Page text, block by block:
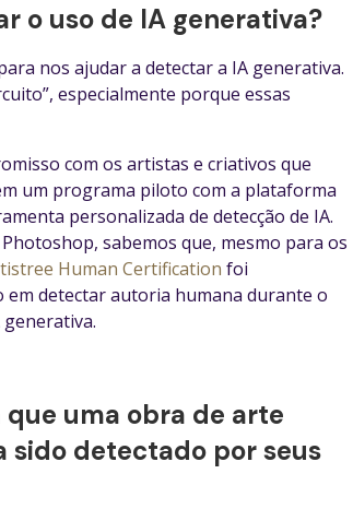
o uso de IA generativa?
nos ajudar a detectar a IA generativa.
especialmente porque essas
com os artistas e criativos que
um programa piloto com a plataforma
personalizada de detecção de IA.
sabemos que, mesmo para os
Human Certification foi
em detectar autoria humana durante o
uma obra de arte
sido detectado por seus